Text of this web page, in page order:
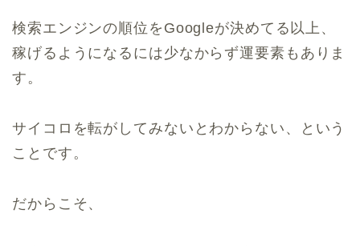
検索エンジンの順位をGoogleが決めてる以上、
稼げるようになるには少なからず運要素もありま
す。
サイコロを転がしてみないとわからない、という
ことです。
だからこそ、